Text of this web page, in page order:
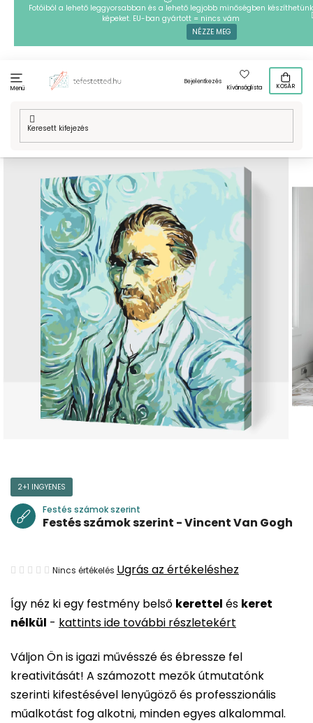
Ugrás
tartalomhoz
Fotóiból a lehető leggyorsabban és a lehető legjobb minőségben készíthetünk
képeket. EU-ban gyártott = nincs vám
NÉZZE MEG
Menü
Bejelentkezés
Kívánságlista
KOSÁR
Kezdőlap
/ Technikák / Festés számok szerint / Festés számok
szerint - Vincent Van Gogh
Így néz ki egy festmény belső kerettel és keret
nélkül - kattints ide további részletekért
Váljon Ön is igazi művésszé és ébressze fel
kreativitását! A számozott mezők útmutatónk
szerinti kifestésével lenyűgöző és professzionális
műalkotást fog alkotni, minden egyes alkalommal.
2+1 INGYENES
Festés számok szerint
Festés számok szerint - Vincent Van Gogh
A
átlagos
értékelése
ből
0,0
csillag.
Nincs értékelés Ugrás az értékeléshez